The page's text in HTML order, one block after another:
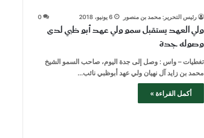
رئيس التحرير: محمد بن منصور 6 يونيو، 2018 0
ولي العهد يستقبل سمو ولي عهد أبو ظبي لدى
وصوله جدة
تغطيات – واس : وصل إلى جدة اليوم، صاحب السمو الشيخ
محمد بن زايد آل نهيان ولي عهد أبوظبي نائب…
أكمل القراءة »